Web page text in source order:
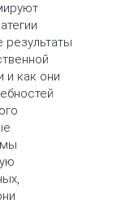
результаты
и как они